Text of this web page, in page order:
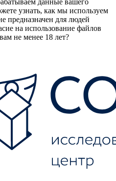
данные вашего
узнать, как мы используем
предназначен для людей
на использование файлов
не менее 18 лет?